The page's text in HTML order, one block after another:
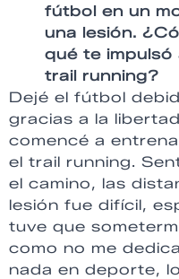
fútbol en un
una lesión.
qué te impulsó
trail running?
Dejé el fútbol
gracias a la
comencé a
el trail running.
el camino, las
lesión fue difícil,
tuve que
como no me
nada en deporte,